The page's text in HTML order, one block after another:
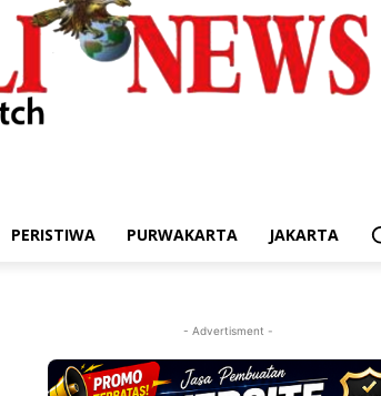
PERISTIWA PURWAKARTA JAKARTA
- Advertisment -